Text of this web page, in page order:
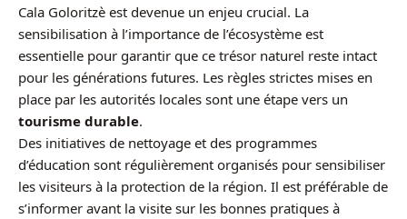
Cala Goloritzè est devenue un enjeu crucial. La
sensibilisation à l’importance de l’écosystème est
essentielle pour garantir que ce trésor naturel reste intact
pour les générations futures. Les règles strictes mises en
place par les autorités locales sont une étape vers un
tourisme durable.
Des initiatives de nettoyage et des programmes
d’éducation sont régulièrement organisés pour sensibiliser
les visiteurs à la protection de la région. Il est préférable de
s’informer avant la visite sur les bonnes pratiques à